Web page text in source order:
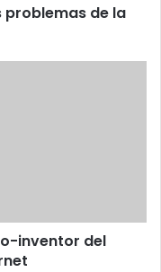
problemas de la
inventor del